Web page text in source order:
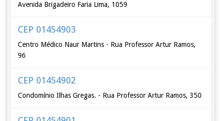
Avenida Brigadeiro Faria Lima, 1059
CEP 01454903
Centro Médico Naur Martins - Rua Professor Artur Ramos,
96
CEP 01454902
Condomínio Ilhas Gregas. - Rua Professor Artur Ramos, 350